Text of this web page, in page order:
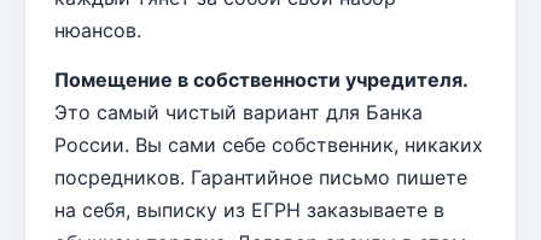
нюансов.
Помещение в собственности учредителя.
Это самый чистый вариант для Банка
России. Вы сами себе собственник, никаких
посредников. Гарантийное письмо пишете
на себя, выписку из ЕГРН заказываете в